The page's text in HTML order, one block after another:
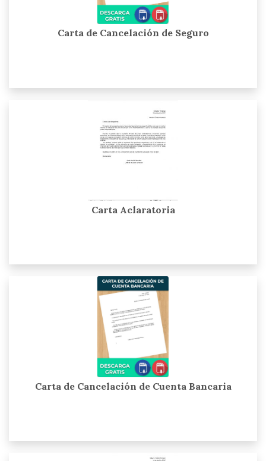
Carta de Cancelación de Seguro
Carta Aclaratoria
Carta de Cancelación de Cuenta Bancaria